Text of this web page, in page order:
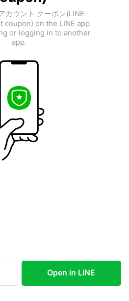
カウント クーポン(LINE
coupon) on the LINE app
or logging in to another
app.
Open in LINE